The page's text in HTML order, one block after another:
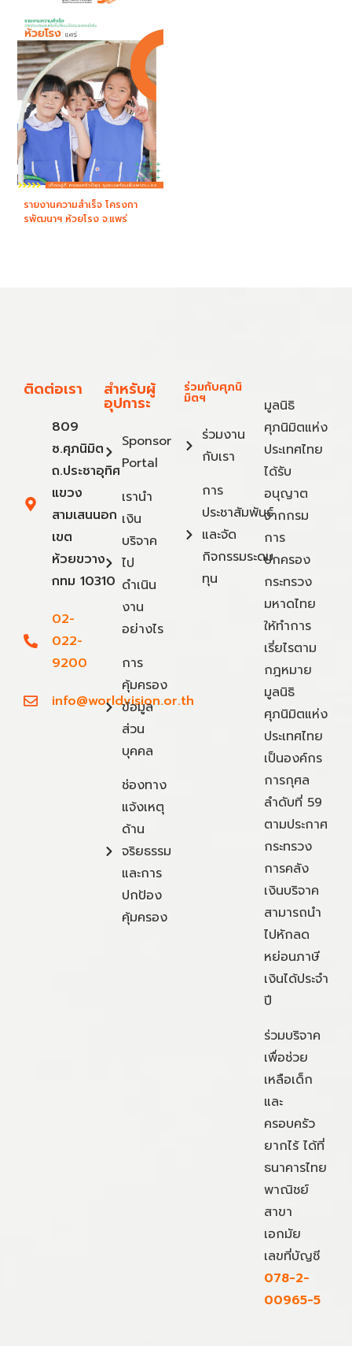
รายงานความสำเร็จ โครงกา
รพัฒนาฯ ห้วยโรง จ.แพร่
ติดต่อเรา
809
ซ.ศุภนิมิต
ถ.ประชาอุทิศ
แขวง
สามเสนนอก
เขต
ห้วยขวาง
กทม 10310
02-
022-
9200
info@worldvision.or.th
สำหรับผู้
อุปการะ
Sponsor
Portal
เรานำ
เงิน
บริจาค
ไป
ดำเนิน
งาน
อย่างไร
การ
คุ้มครอง
ข้อมูล
ส่วน
บุคคล
ช่องทาง
แจ้งเหตุ
ด้าน
จริยธรรม
และการ
ปกป้อง
คุ้มครอง
ร่วมกับศุภนิ
มิตฯ
ร่วมงาน
กับเรา
การ
ประชาสัมพันธ์
และจัด
กิจกรรมระดม
ทุน
มูลนิธิ
ศุภนิมิตแห่ง
ประเทศไทย
ได้รับ
อนุญาต
จากกรม
การ
ปกครอง
กระทรวง
มหาดไทย
ให้ทำการ
เรี่ยไรตาม
กฎหมาย
มูลนิธิ
ศุภนิมิตแห่ง
ประเทศไทย
เป็นองค์กร
การกุศล
ลำดับที่ 59
ตามประกาศ
กระทรวง
การคลัง
เงินบริจาค
สามารถนำ
ไปหักลด
หย่อนภาษี
เงินได้ประจำ
ปี
ร่วมบริจาค
เพื่อช่วย
เหลือเด็ก
และ
ครอบครัว
ยากไร้ ได้ที่
ธนาคารไทย
พาณิชย์
สาขา
เอกมัย
เลขที่บัญชี
078-2-
00965-5